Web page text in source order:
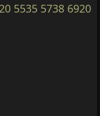
5535 5738 6920